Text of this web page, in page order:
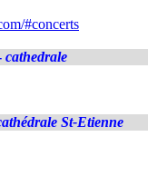
#concerts
cathedrale
St-Etienne